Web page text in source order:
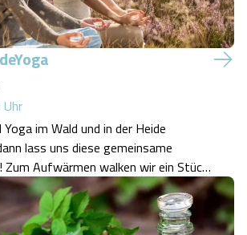
Uhr
im Wald und in der Heide
lass uns diese gemeinsame
Zum Aufwärmen walken wir ein Stück
Heide, um dann mit und unter
Wir tauchen ein in die
weiten Blick, laden das …